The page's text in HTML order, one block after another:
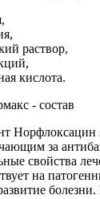
раствор,
кислота.
Норфлоксацин
за
свойства
на